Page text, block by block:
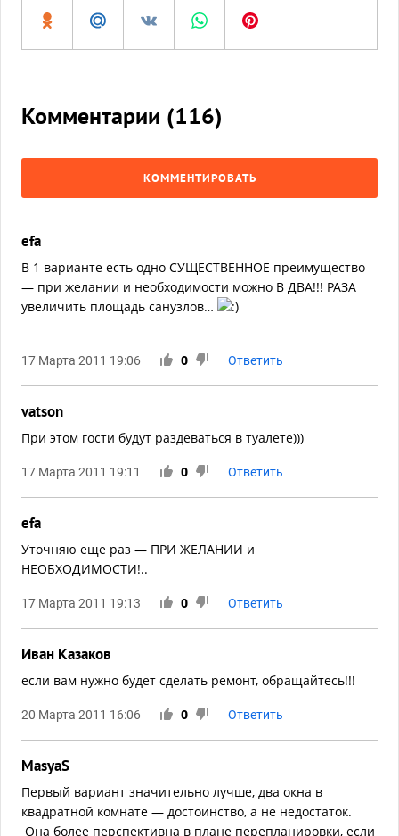
Комментарии (116)
КОММЕНТИРОВАТЬ
efa
В 1 варианте есть одно СУЩЕСТВЕННОЕ преимущество
— при желании и необходимости можно В ДВА!!! РАЗА
увеличить площадь санузлов…
17 Марта 2011 19:06 0 Ответить
vatson
При этом гости будут раздеваться в туалете)))
17 Марта 2011 19:11 0 Ответить
efa
Уточняю еще раз — ПРИ ЖЕЛАНИИ и
НЕОБХОДИМОСТИ!..
17 Марта 2011 19:13 0 Ответить
Иван Казаков
если вам нужно будет сделать ремонт, обращайтесь!!!
20 Марта 2011 16:06 0 Ответить
MasyaS
Первый вариант значительно лучше, два окна в
квадратной комнате — достоинство, а не недостаток.
Она более перспективна в плане перепланировки, если